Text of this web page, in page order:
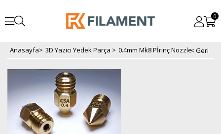
0
Anasayfa> 3D Yazıcı Yedek Parça > 0.4mm Mk8 Pİrinç Nozzle